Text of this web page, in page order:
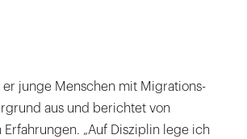
junge Menschen mit Migrations-
aus und berichtet von
„Auf Disziplin lege ich